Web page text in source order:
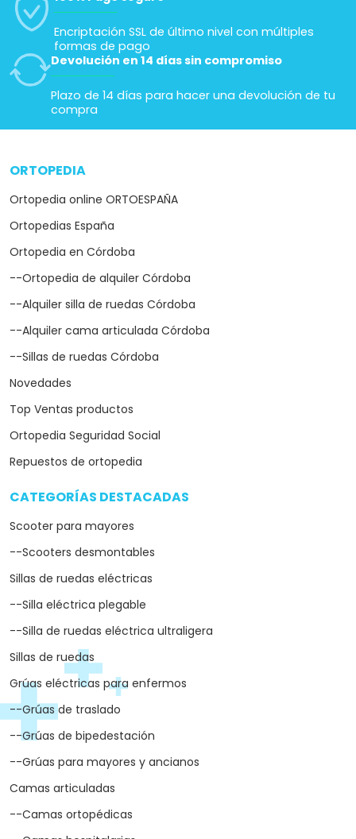
Encriptación SSL de último nivel con múltiples
formas de pago
Devolución en 14 días sin compromiso
Plazo de 14 días para hacer una devolución de tu
compra
ORTOPEDIA
Ortopedia online ORTOESPAÑA
Ortopedias España
Ortopedia en Córdoba
--Ortopedia de alquiler Córdoba
--Alquiler silla de ruedas Córdoba
--Alquiler cama articulada Córdoba
--Sillas de ruedas Córdoba
Novedades
Top Ventas productos
Ortopedia Seguridad Social
Repuestos de ortopedia
CATEGORÍAS DESTACADAS
Scooter para mayores
--Scooters desmontables
Sillas de ruedas eléctricas
--Silla eléctrica plegable
--Silla de ruedas eléctrica ultraligera
Sillas de ruedas
Grúas eléctricas para enfermos
--Grúas de traslado
--Grúas de bipedestación
--Grúas para mayores y ancianos
Camas articuladas
--Camas ortopédicas